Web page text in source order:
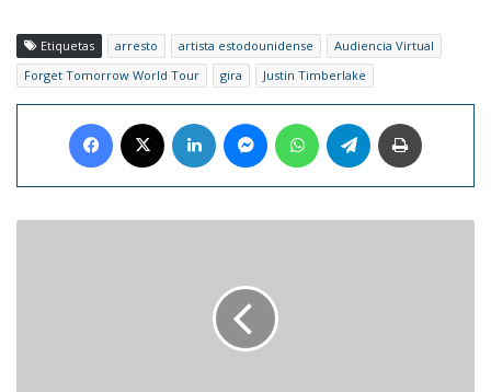
Etiquetas arresto artista estodounidense
Audiencia Virtual
Forget Tomorrow World Tour
gira Justin Timberlake
Facebook LinkedIn MessengerWhatsAppTelegram